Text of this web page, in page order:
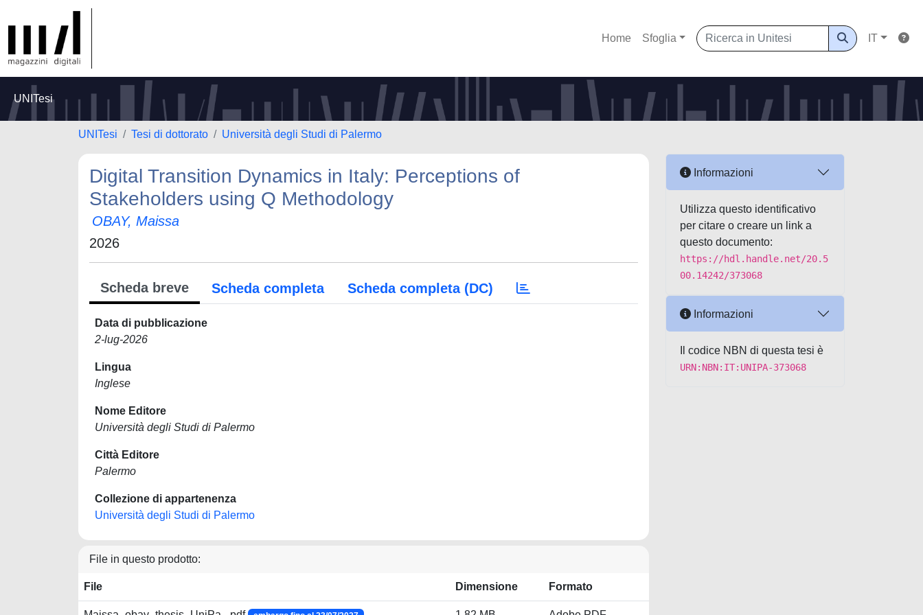
Home Sfoglia IT
UNITesi
UNITesi Tesi di dottorato Università degli Studi di Palermo
Digital Transition Dynamics in Italy: Perceptions of
Stakeholders using Q Methodology
OBAY, Maissa
2026
Scheda breve Scheda completa Scheda completa (DC)
Data di pubblicazione
2-lug-2026
Lingua
Inglese
Nome Editore
Università degli Studi di Palermo
Città Editore
Palermo
Collezione di appartenenza
Università degli Studi di Palermo
File in questo prodotto:
File Dimensione Formato
Informazioni
Utilizza questo identificativo
per citare o creare un link a
questo documento:
https://hdl.handle.net/20.5
00.14242/373068
Informazioni
Il codice NBN di questa tesi è
URN:NBN:IT:UNIPA-373068